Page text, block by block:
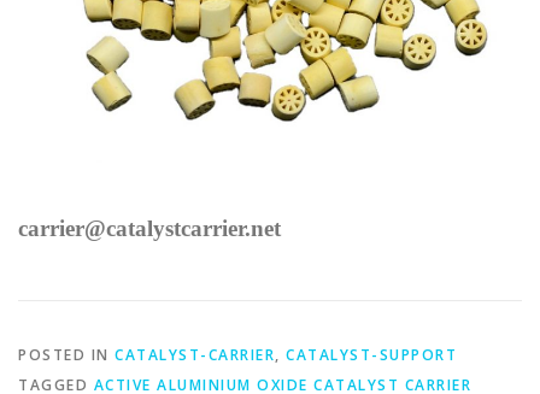
carrier@catalystcarrier.net
POSTED IN CATALYST-CARRIER, CATALYST-SUPPORT
TAGGED ACTIVE ALUMINIUM OXIDE CATALYST CARRIER